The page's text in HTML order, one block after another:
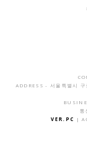
ADDRESS - 서울특별시
VER.PC
|